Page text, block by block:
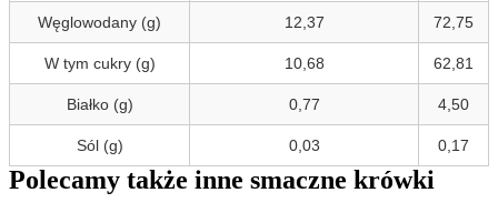
Węglowodany (g) 12,37 72,75
W tym cukry (g) 10,68 62,81
Białko (g) 0,77 4,50
Sól (g) 0,03 0,17
Polecamy także inne smaczne krówki